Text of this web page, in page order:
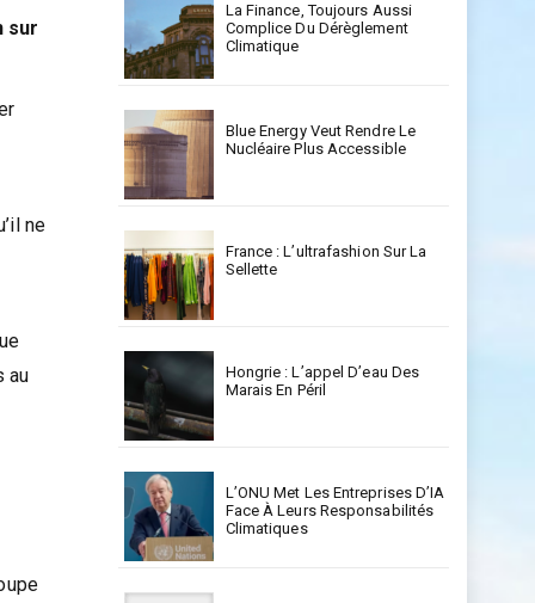
sur
ne
au
La Finance, Toujours Aussi
Complice Du Dérèglement
Climatique
Blue Energy Veut Rendre Le
Nucléaire Plus Accessible
France : L’ultrafashion Sur La
Sellette
Hongrie : L’appel D’eau Des
Marais En Péril
L’ONU Met Les Entreprises D’IA
Face À Leurs Responsabilités
Climatiques